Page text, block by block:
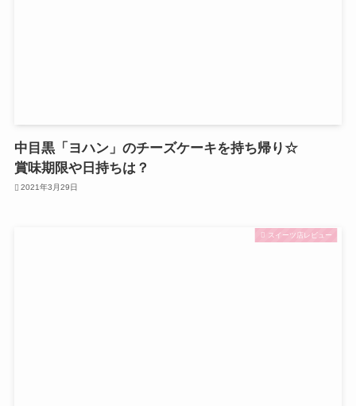
中目黒「ヨハン」のチーズケーキを持ち帰り☆
賞味期限や日持ちは？
2021年3月29日
スイーツ店レビュー